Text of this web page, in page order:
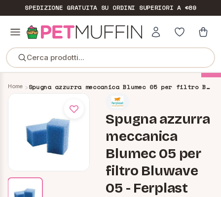
SPEDIZIONE GRATUITASU ORDINI SUPERIORI A €89
Cerca prodotti...
Home Spugna azzurra meccanica Blumec 05 per filtro Bluwave 05 - Ferplast
Spugna azzurra
meccanica
Blumec 05 per
filtro Bluwave
05 - Ferplast
-70%